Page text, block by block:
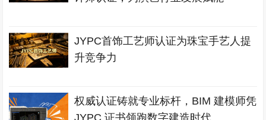
JYPC首饰工艺师认证为珠宝手艺人提
升竞争力
权威认证铸就专业标杆，BIM 建模师凭
JYPC 证书领跑数字建造时代